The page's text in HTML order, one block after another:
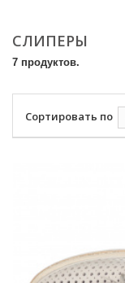
СЛИПЕРЫ
7 продуктов.
Сортировать по